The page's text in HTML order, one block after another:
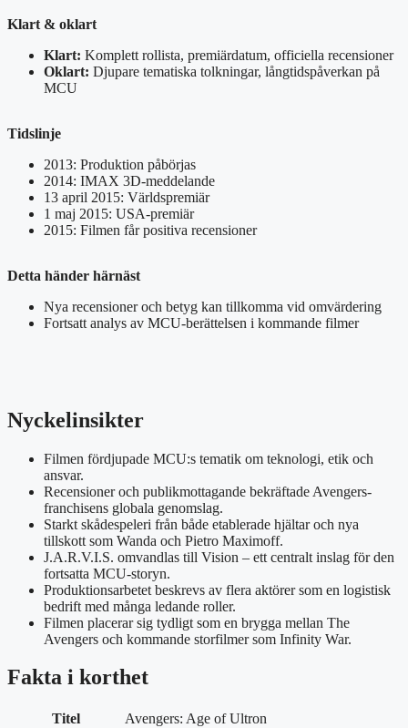
Klart & oklart
Klart: Komplett rollista, premiärdatum, officiella recensioner
Oklart: Djupare tematiska tolkningar, långtidspåverkan på
MCU
Tidslinje
2013: Produktion påbörjas
2014: IMAX 3D-meddelande
13 april 2015: Världspremiär
1 maj 2015: USA-premiär
2015: Filmen får positiva recensioner
Detta händer härnäst
Nya recensioner och betyg kan tillkomma vid omvärdering
Fortsatt analys av MCU-berättelsen i kommande filmer
Nyckelinsikter
Filmen fördjupade MCU:s tematik om teknologi, etik och
ansvar.
Recensioner och publikmottagande bekräftade Avengers-
franchisens globala genomslag.
Starkt skådespeleri från både etablerade hjältar och nya
tillskott som Wanda och Pietro Maximoff.
J.A.R.V.I.S. omvandlas till Vision – ett centralt inslag för den
fortsatta MCU-storyn.
Produktionsarbetet beskrevs av flera aktörer som en logistisk
bedrift med många ledande roller.
Filmen placerar sig tydligt som en brygga mellan The
Avengers och kommande storfilmer som Infinity War.
Fakta i korthet
Titel
Avengers: Age of Ultron